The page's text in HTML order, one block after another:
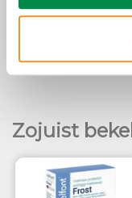
Zojuist